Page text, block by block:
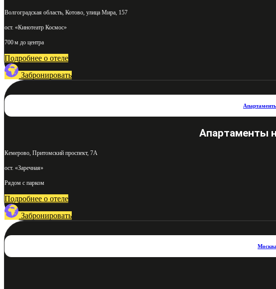
Волгоградская область, Котово, улица Мира, 157
ост. «Кинотеатр Космос»
700 м до центра
Подробнее о отеле
Забронировать
Апартаменты
Кемерово, Притомский проспект, 7А
ост. «Заречная»
Рядом с парком
Подробнее о отеле
Забронировать